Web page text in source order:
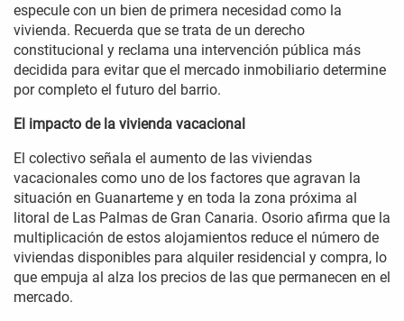
especule con un bien de primera necesidad como la
vivienda. Recuerda que se trata de un derecho
constitucional y reclama una intervención pública más
decidida para evitar que el mercado inmobiliario determine
por completo el futuro del barrio.
El impacto de la vivienda vacacional
El colectivo señala el aumento de las viviendas
vacacionales como uno de los factores que agravan la
situación en Guanarteme y en toda la zona próxima al
litoral de Las Palmas de Gran Canaria. Osorio afirma que la
multiplicación de estos alojamientos reduce el número de
viviendas disponibles para alquiler residencial y compra, lo
que empuja al alza los precios de las que permanecen en el
mercado.